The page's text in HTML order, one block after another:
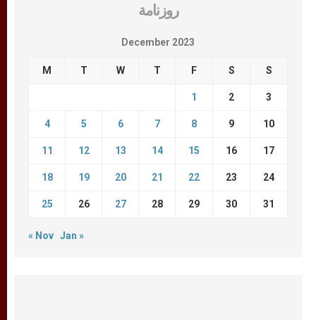
روزنامة
December 2023
M T W T F S S
1 2 3
4 5 6 7 8 9 10
11 12 13 14 15 16 17
18 19 20 21 22 23 24
25 26 27 28 29 30 31
« Nov Jan »